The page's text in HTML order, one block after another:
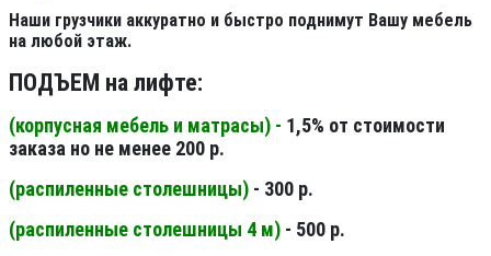
Наши грузчики аккуратно и быстро поднимут Вашу мебель
на любой этаж.
ПОДЪЕМ на лифте:
(корпусная мебель и матрасы) - 1,5% от стоимости
заказа но не менее 200 р.
(распиленные столешницы) - 300 р.
(распиленные столешницы 4 м) - 500 р.